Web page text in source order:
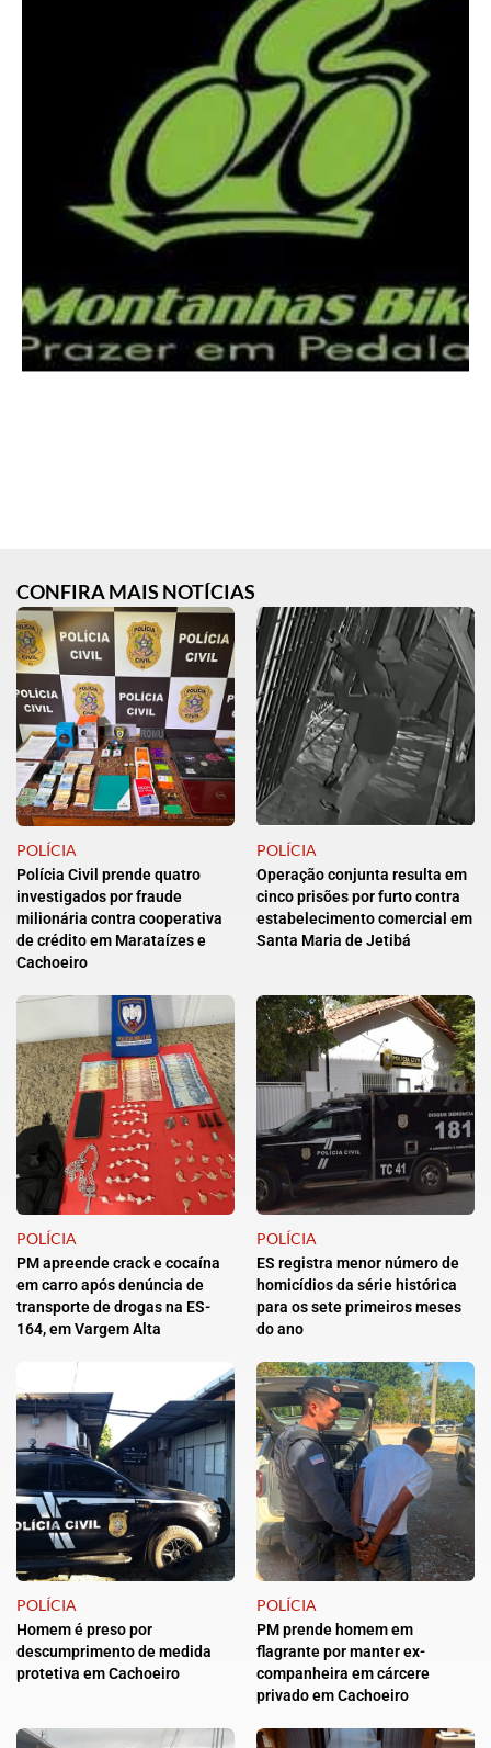
CONFIRA MAIS NOTÍCIAS
POLÍCIA
Polícia Civil prende quatro
investigados por fraude
milionária contra cooperativa
de crédito em Marataízes e
Cachoeiro
POLÍCIA
Operação conjunta resulta em
cinco prisões por furto contra
estabelecimento comercial em
Santa Maria de Jetibá
POLÍCIA
PM apreende crack e cocaína
em carro após denúncia de
transporte de drogas na ES-
164, em Vargem Alta
POLÍCIA
ES registra menor número de
homicídios da série histórica
para os sete primeiros meses
do ano
POLÍCIA
Homem é preso por
descumprimento de medida
protetiva em Cachoeiro
POLÍCIA
PM prende homem em
flagrante por manter ex-
companheira em cárcere
privado em Cachoeiro